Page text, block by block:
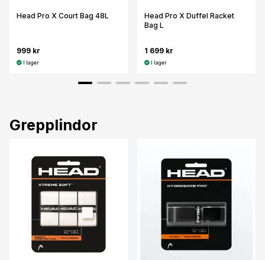
Head Pro X Court Bag 48L
999 kr
I lager
Head Pro X Duffel Racket
Bag L
1 699 kr
I lager
Grepplindor